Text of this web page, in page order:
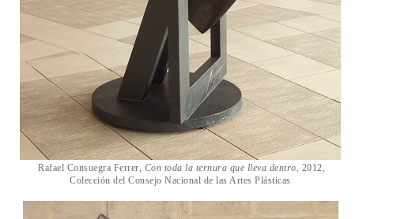
Rafael Consuegra Ferrer, Con toda la ternura que lleva dentro, 2012,
Colección del Consejo Nacional de las Artes Plásticas